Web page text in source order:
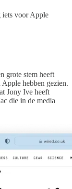
iets voor Apple
grote stem heeft
hebben gezien.
Jony Ive heeft
die in de media